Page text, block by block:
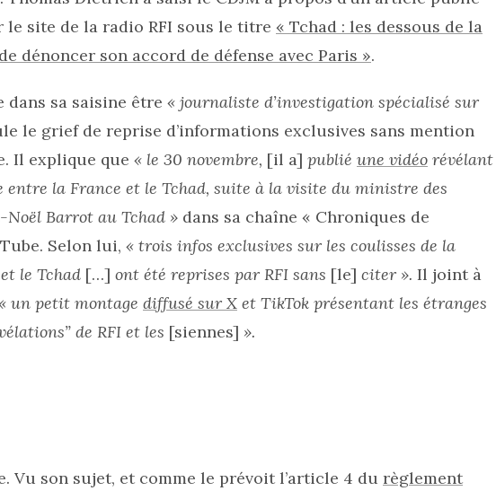
le site de la radio RFI sous le titre « Tchad : les dessous de la
dénoncer son accord de défense avec Paris ».
sa saisine être « journaliste d’investigation spécialisé sur
le grief de reprise d’informations exclusives sans mention
Il explique que « le 30 novembre, [il a] publié une vidéo révélant
entre la France et le Tchad, suite à la visite du ministre des
Barrot au Tchad » dans sa chaîne « Chroniques de
Selon lui, « trois infos exclusives sur les coulisses de la
le Tchad […] ont été reprises par RFI sans [le] citer ». Il joint à
un petit montage diffusé sur X et TikTok présentant les étranges
de RFI et les [siennes] ».
Vu son sujet, et comme le prévoit l’article 4 du règlement